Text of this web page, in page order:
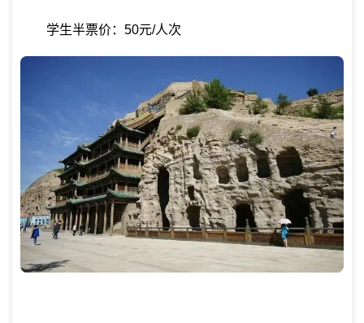
学生半票价：50元/人次